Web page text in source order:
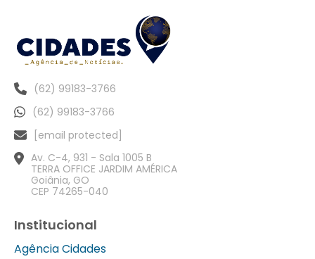
(62) 99183-3766
(62) 99183-3766
[email protected]
Av. C-4, 931 - Sala 1005 B
TERRA OFFICE JARDIM AMÉRICA
Goiânia, GO
CEP 74265-040
Institucional
Agência Cidades